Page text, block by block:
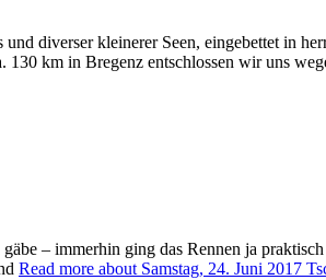
diverser kleinerer Seen, eingebettet in
km in Bregenz entschlossen wir uns
– immerhin ging das Rennen ja
Read more about Samstag, 24. Juni 2017